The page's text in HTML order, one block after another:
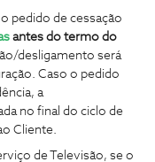
o pedido de cessação
antes do termo do
desligamento será
Caso o pedido
a
no final do ciclo de
Cliente.
de Televisão, se o